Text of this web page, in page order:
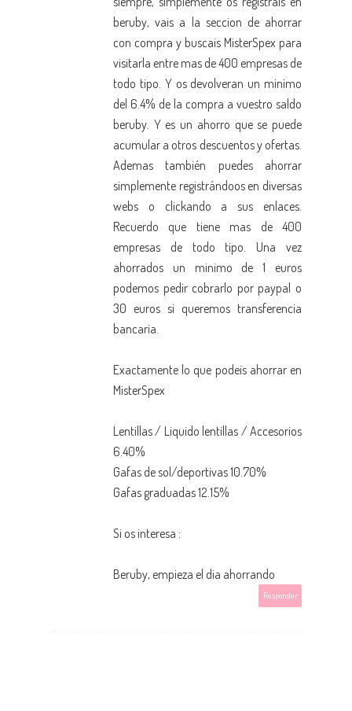
beruby, vais a la seccion de ahorrar
con compra y buscais MisterSpex para
visitarla entre mas de 400 empresas de
todo tipo. Y os devolveran un minimo
del 6.4% de la compra a vuestro saldo
beruby. Y es un ahorro que se puede
acumular a otros descuentos y ofertas.
Ademas también puedes ahorrar
simplemente registrándoos en diversas
webs o clickando a sus enlaces.
Recuerdo que tiene mas de 400
empresas de todo tipo. Una vez
ahorrados un minimo de 1 euros
podemos pedir cobrarlo por paypal o
30 euros si queremos transferencia
bancaria.
Exactamente lo que podeis ahorrar en
MisterSpex
Lentillas / Liquido lentillas / Accesorios
6.40%
Gafas de sol/deportivas 10.70%
Gafas graduadas 12.15%
Si os interesa :
Beruby, empieza el dia ahorrando
Responder